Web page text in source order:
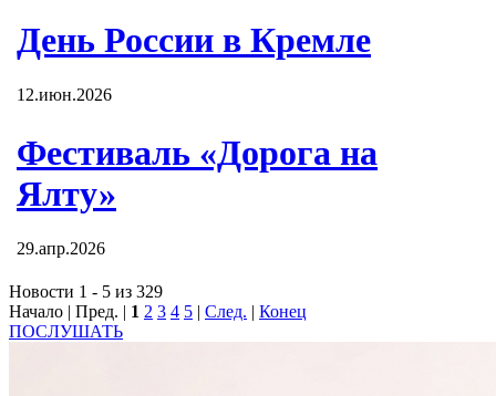
День России в Кремле
12.июн.2026
Фестиваль «Дорога на
Ялту»
29.апр.2026
Новости 1 - 5 из 329
Начало | Пред. | 1 2 3 4 5 | След. | Конец
ПОСЛУШАТЬ